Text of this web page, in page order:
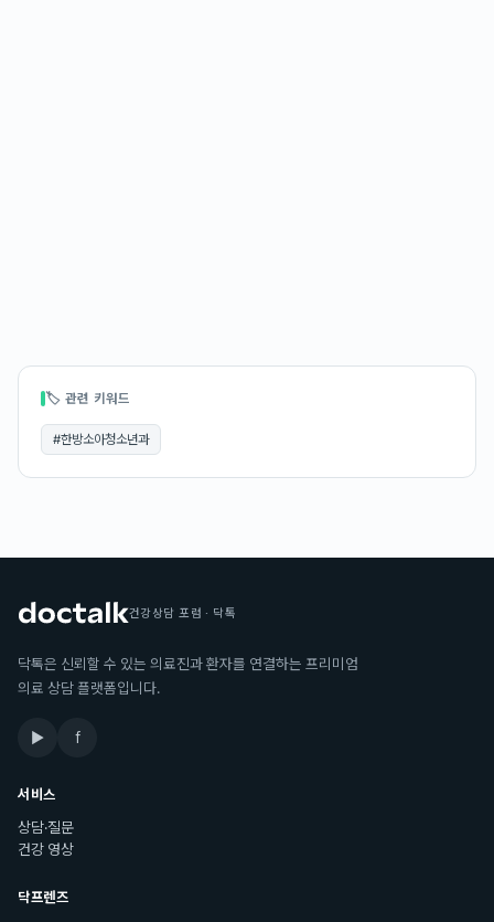
🏷 관련 키워드
#한방소아청소년과
건강상담 포럼 · 닥톡
닥톡은 신뢰할 수 있는 의료진과 환자를 연결하는 프리미엄
의료 상담 플랫폼입니다.
▶ f
서비스
상담·질문
건강 영상
닥프렌즈